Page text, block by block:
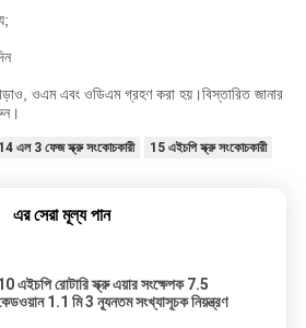
ওএম এবং ওডিএম গ্রহণ করা হয়।বিস্তারিত জানার
14 এল 3 ফেজ স্ক্রু সংকোচকারী 15 এইচপি স্ক্রু সংকোচকারী
এর সেরা মূল্য পান
এইচপি রোটারি স্ক্রু এয়ার সংক্ষেপক 7.5
1.1 মি 3 ন্যূনতম সংখ্যাসূচক নিয়ন্ত্রণ